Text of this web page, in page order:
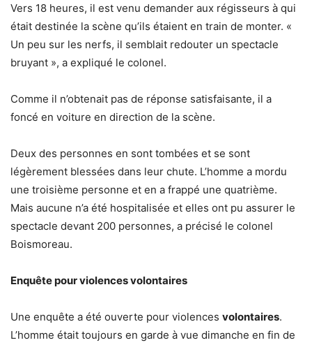
Vers 18 heures, il est venu demander aux régisseurs à qui
était destinée la scène qu’ils étaient en train de monter. «
Un peu sur les nerfs, il semblait redouter un spectacle
bruyant », a expliqué le colonel.
Comme il n’obtenait pas de réponse satisfaisante, il a
foncé en voiture en direction de la scène.
Deux des personnes en sont tombées et se sont
légèrement blessées dans leur chute. L’homme a mordu
une troisième personne et en a frappé une quatrième.
Mais aucune n’a été hospitalisée et elles ont pu assurer le
spectacle devant 200 personnes, a précisé le colonel
Boismoreau.
Enquête pour violences volontaires
Une enquête a été ouverte pour violences volontaires.
L’homme était toujours en garde à vue dimanche en fin de